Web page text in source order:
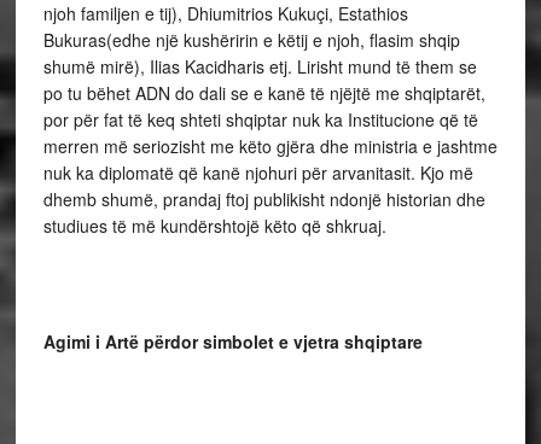
njoh familjen e tij), Dhiumitrios Kukuçi, Estathios
Bukuras(edhe një kushëririn e këtij e njoh, flasim shqip
shumë mirë), Ilias Kacidharis etj. Lirisht mund të them se
po tu bëhet ADN do dali se e kanë të njëjtë me shqiptarët,
por për fat të keq shteti shqiptar nuk ka Institucione që të
merren më seriozisht me këto gjëra dhe ministria e jashtme
nuk ka diplomatë që kanë njohuri për arvanitasit. Kjo më
dhemb shumë, prandaj ftoj publikisht ndonjë historian dhe
studiues të më kundërshtojë këto që shkruaj.
Agimi i Artë përdor simbolet e vjetra shqiptare